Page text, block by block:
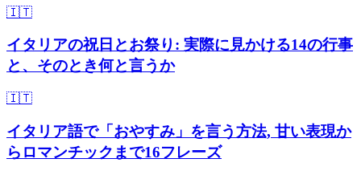
🇮🇹
イタリアの祝日とお祭り: 実際に見かける14の行事
と、そのとき何と言うか
🇮🇹
イタリア語で「おやすみ」を言う方法, 甘い表現か
らロマンチックまで16フレーズ